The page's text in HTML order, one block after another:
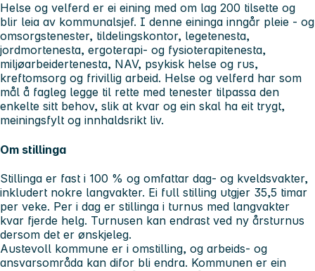
Helse og velferd er ei eining med om lag 200 tilsette og
blir leia av kommunalsjef. I denne eininga inngår pleie - og
omsorgstenester, tildelingskontor, legetenesta,
jordmortenesta, ergoterapi- og fysioterapitenesta,
miljøarbeidertenesta, NAV, psykisk helse og rus,
kreftomsorg og frivillig arbeid. Helse og velferd har som
mål å fagleg legge til rette med tenester tilpassa den
enkelte sitt behov, slik at kvar og ein skal ha eit trygt,
meiningsfylt og innhaldsrikt liv.
Om stillinga
Stillinga er fast i 100 % og omfattar dag- og kveldsvakter,
inkludert nokre langvakter. Ei full stilling utgjer 35,5 timar
per veke. Per i dag er stillinga i turnus med langvakter
kvar fjerde helg. Turnusen kan endrast ved ny årsturnus
dersom det er ønskjeleg.
Austevoll kommune er i omstilling, og arbeids- og
ansvarsområda kan difor bli endra. Kommunen er ein